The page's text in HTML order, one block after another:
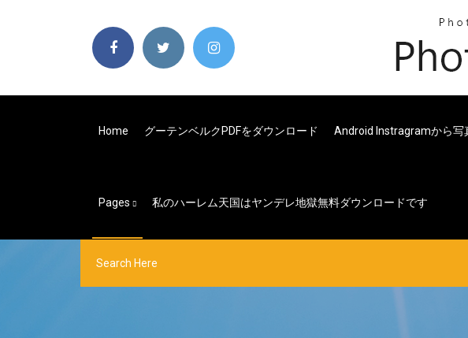
Home グーテンベルクPDFをダウンロード Android Instragramから写
Pages 私のハーレム天国はヤンデレ地獄無料ダウンロードです